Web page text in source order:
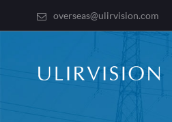
overseas@ulirvision.com